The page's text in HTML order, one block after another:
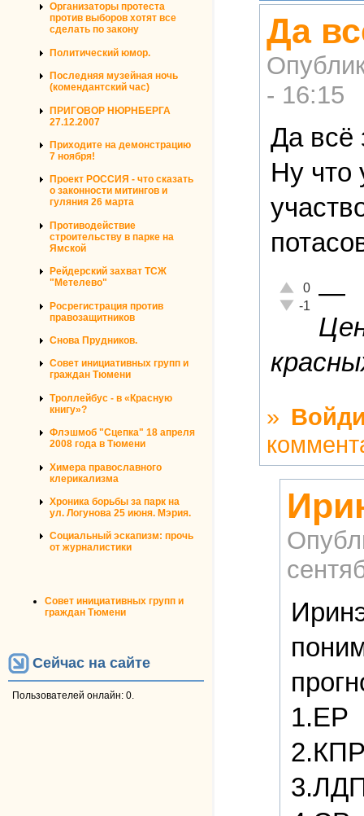
Организаторы протеста
против выборов хотят все
сделать по закону
Политический юмор.
Последняя музейная ночь
(комендантский час)
ПРИГОВОР НЮРНБЕРГА
27.12.2007
Приходите на демонстрацию
7 ноября!
Проект РОССИЯ - что сказать
о законности митингов и
гуляния 26 марта
Противодействие
строительству в парке на
Ямской
Рейдерский захват ТСЖ
"Метелево"
Росрегистрация против
правозащитников
Снова Прудников.
Совет инициативных групп и
граждан Тюмени
Троллейбус - в «Красную
книгу»?
Флэшмоб "Сцепка" 18 апреля
2008 года в Тюмени
Химера православного
клерикализма
Хроника борьбы за парк на
ул. Логунова 25 июня. Мэрия.
Социальный эскапизм: прочь
от журналистики
Совет инициативных групп и
граждан Тюмени
Сейчас на сайте
Пользователей онлайн: 0.
Да
- 16:15
Да всё
Ну что
Отлично!
0
Неадекватно!
-1
—
»
1.ЕР